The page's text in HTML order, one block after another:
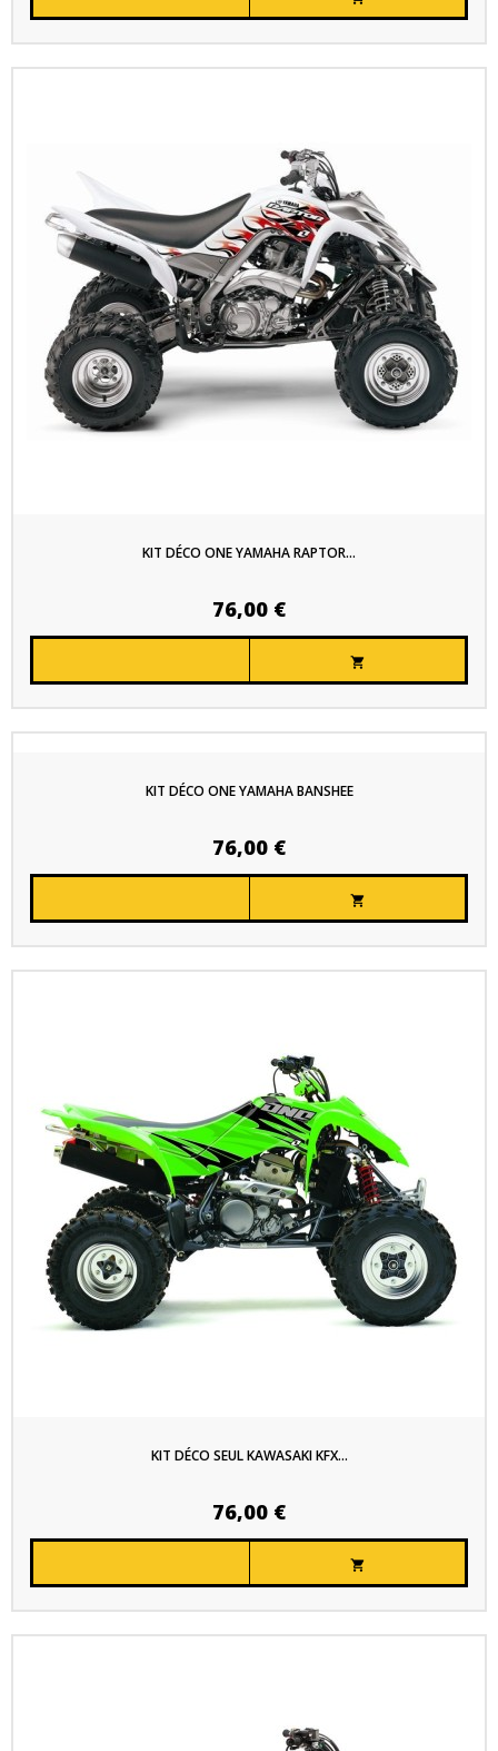
KIT DÉCO ONE YAMAHA RAPTOR...
76,00 €

KIT DÉCO ONE YAMAHA BANSHEE
76,00 €

KIT DÉCO SEUL KAWASAKI KFX...
76,00 €
